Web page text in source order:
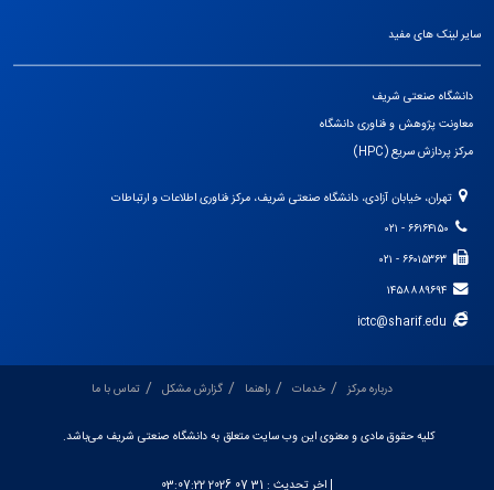
سایر لینک های مفید
دانشگاه صنعتی شریف
معاونت پژوهش و فناوری دانشگاه
مرکز پردازش سریع (HPC)
تهران، خیابان آزادی، دانشگاه صنعتی شریف، مرکز فناوری اطلاعات و ارتباطات
درباره مرکز خدمات راهنما گزارش مشکل تماس با ما
کلیه حقوق مادی و معنوی این وب سایت متعلق به دانشگاه صنعتی شریف می‌باشد.
| اخر تحديث : 31 07 2026 03:07:22